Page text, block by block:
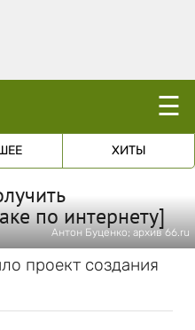
☰
ХИТЫ
по интернету]
Антон Буценко; архив 66.ru
проект создания